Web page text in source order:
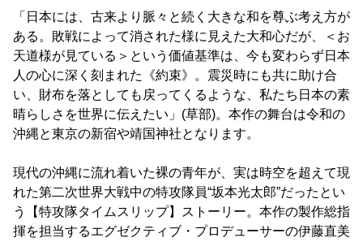
「日本には、古来より脈々と続く大きな和を尊ぶ考え方が
ある。敗戦によって消された様に見えた大和心だが、＜お
天道様が見ている＞という価値基準は、今も変わらず日本
人の心に深く刻まれた《約束》。震災時にも共に助け合
い、財布を落としても戻ってくるような、私たち日本の素
晴らしさを世界に伝えたい」(草部)。本作の舞台は令和の
沖縄と東京の新宿や靖国神社となります。
現代の沖縄に流れ着いた裸の青年が、実は時空を超えて現
れた第二次世界大戦中の特攻隊員“坂本光太郎”だったとい
う【特攻隊タイムスリップ】ストーリー。本作の製作総指
揮を担当するエグゼクティブ・プロデューサーの伊藤直美